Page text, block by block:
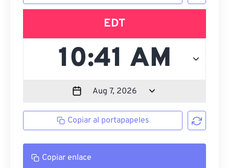
EDT
Copiar al portapapeles
Copiar enlace